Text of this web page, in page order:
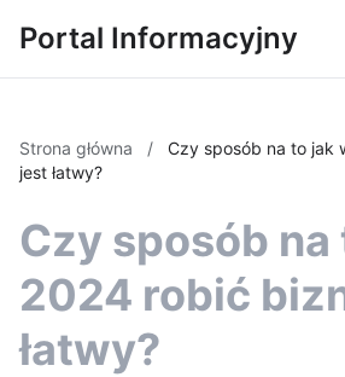
Portal Informacyjny
Strona główna /
Czy sposób na to jak
jest łatwy?
Czy sposób na
2024 robić
łatwy?